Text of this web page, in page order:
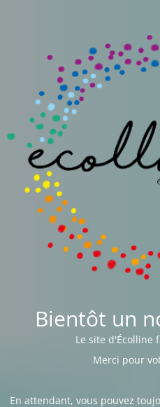
Bientôt un
Le site d'Écolline
Merci pour
En attendant, vous pouvez